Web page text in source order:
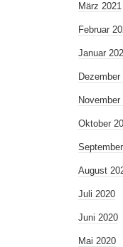
März 2021
Februar
Januar
Dezember
November
Oktober
August
Juli 2020
Juni 2020
Mai 2020